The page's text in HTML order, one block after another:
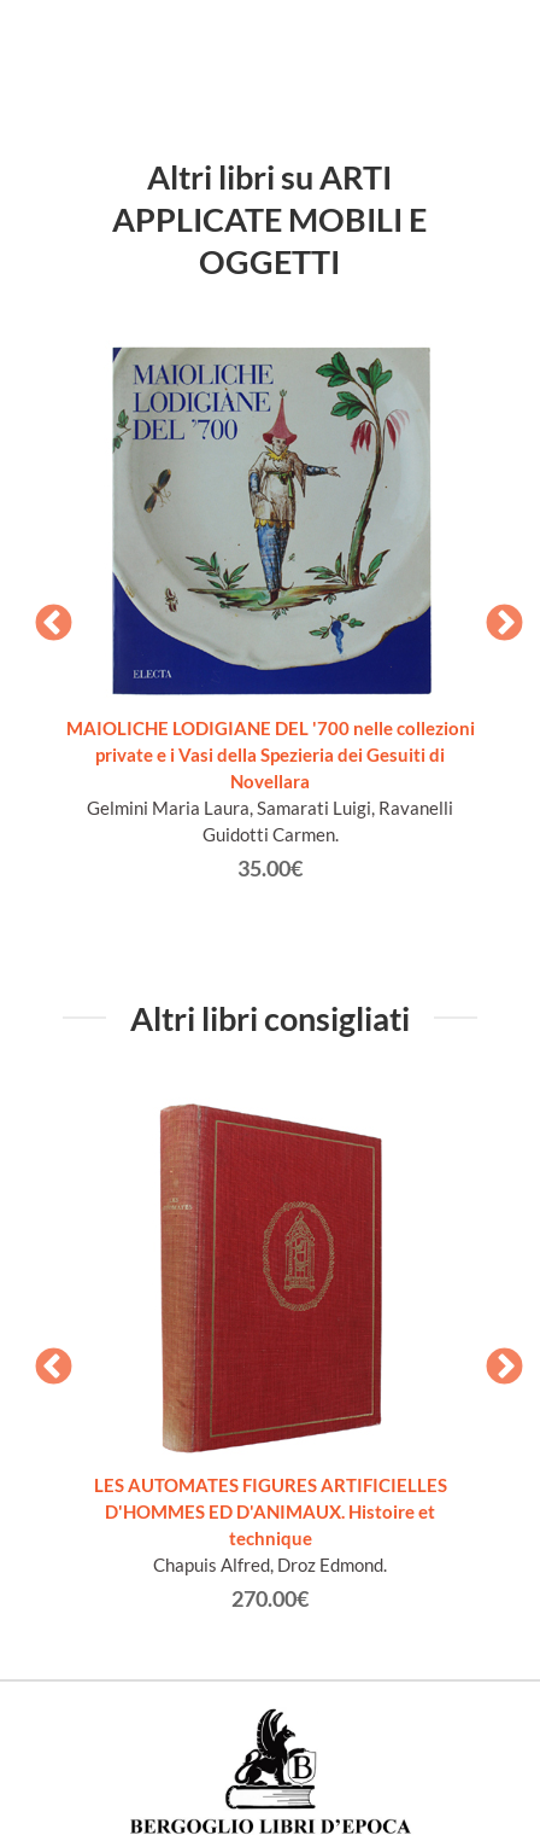
Altri libri su ARTI
APPLICATE MOBILI E
OGGETTI
MAIOLICHE LODIGIANE DEL '700 nelle collezioni
private e i Vasi della Spezieria dei Gesuiti di
Novellara
Gelmini Maria Laura, Samarati Luigi, Ravanelli
Guidotti Carmen.
35.00€
Altri libri consigliati
LES AUTOMATES FIGURES ARTIFICIELLES
D'HOMMES ED D'ANIMAUX. Histoire et
technique
Chapuis Alfred, Droz Edmond.
270.00€